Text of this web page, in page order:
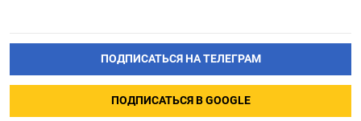
ПОДПИСАТЬСЯ НА ТЕЛЕГРАМ
ПОДПИСАТЬСЯ В GOOGLE